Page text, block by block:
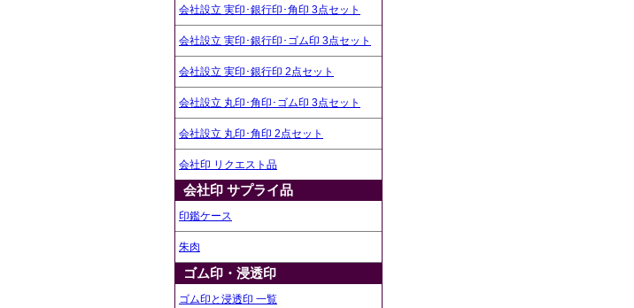
会社設立 実印･銀行印･角印 3点セット
会社設立 実印･銀行印･ゴム印 3点セット
会社設立 実印･銀行印 2点セット
会社設立 丸印･角印･ゴム印 3点セット
会社設立 丸印･角印 2点セット
会社印 リクエスト品
会社印 サプライ品
印鑑ケース
朱肉
ゴム印・浸透印
ゴム印と浸透印 一覧